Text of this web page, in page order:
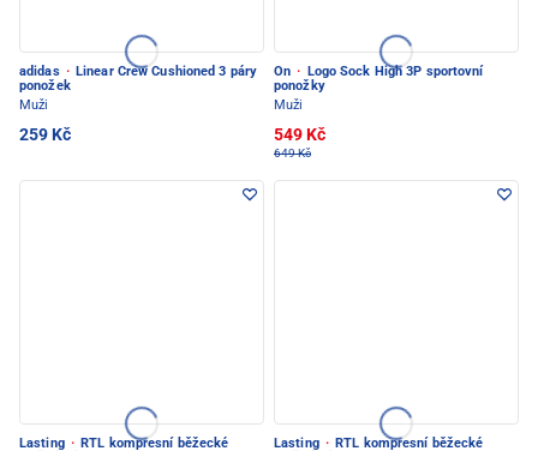
adidas · Linear Crew Cushioned 3 páry
ponožek
Muži
259 Kč
On ·
Logo Sock High 3P sportovní
ponožky
Muži
549 Kč
649 Kč
Lasting · RTL kompresní běžecké
Lasting · RTL kompresní běžecké